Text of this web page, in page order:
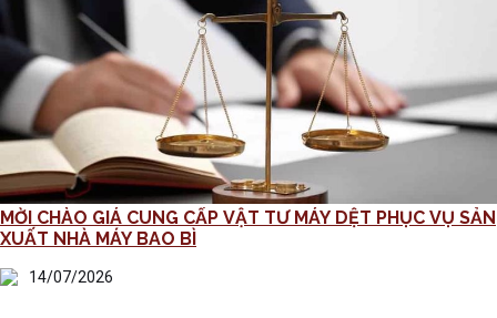
MỜI CHÀO GIÁ CUNG CẤP VẬT TƯ MÁY DỆT PHỤC VỤ SẢN
XUẤT NHÀ MÁY BAO BÌ
14/07/2026